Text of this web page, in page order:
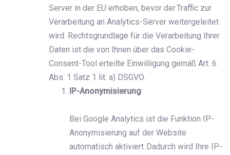
Server in der EU erhoben, bevor der Traffic zur
Verarbeitung an Analytics-Server weitergeleitet
wird. Rechtsgrundlage für die Verarbeitung Ihrer
Daten ist die von Ihnen über das Cookie-
Consent-Tool erteilte Einwilligung gemäß Art. 6
Abs. 1 Satz 1 lit. a) DSGVO.
IP-Anonymisierung
Bei Google Analytics ist die Funktion IP-
Anonymisierung auf der Website
automatisch aktiviert. Dadurch wird Ihre IP-